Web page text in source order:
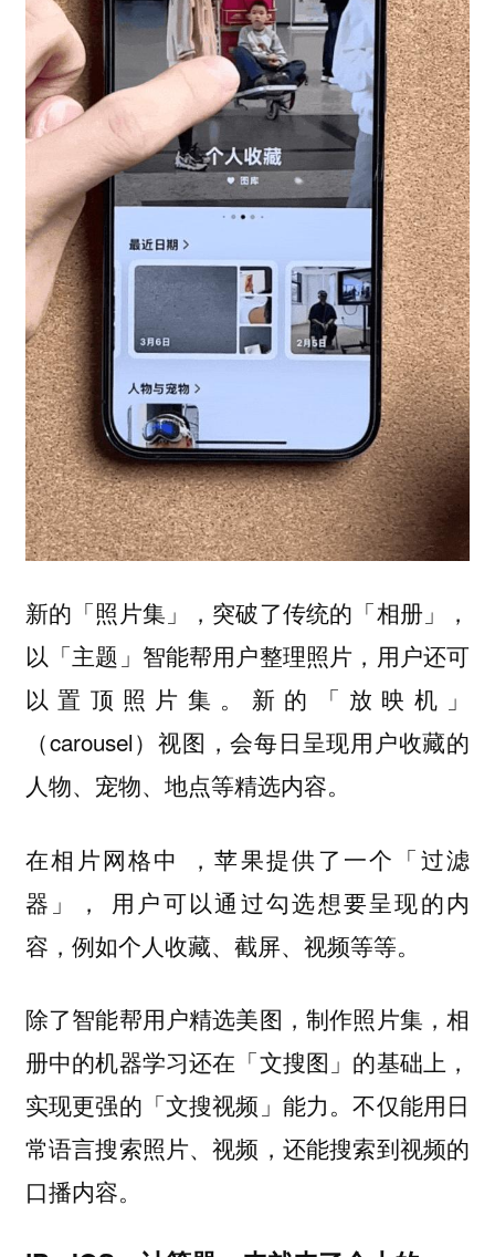
新的「照片集」，突破了传统的「相册」，
以「主题」智能帮用户整理照片，用户还可
以置顶照片集。新的「放映机」
（carousel）视图，会每日呈现用户收藏的
人物、宠物、地点等精选内容。
在相片网格中 ，苹果提供了一个「过滤
器」， 用户可以通过勾选想要呈现的内
容，例如个人收藏、截屏、视频等等。
除了智能帮用户精选美图，制作照片集，相
册中的机器学习还在「文搜图」的基础上，
实现更强的「文搜视频」能力。不仅能用日
常语言搜索照片、视频，还能搜索到视频的
口播内容。